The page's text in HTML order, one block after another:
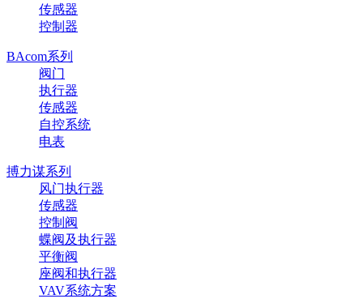
传感器
控制器
BAcom系列
阀门
执行器
传感器
自控系统
电表
搏力谋系列
风门执行器
传感器
控制阀
蝶阀及执行器
平衡阀
座阀和执行器
VAV系统方案